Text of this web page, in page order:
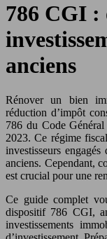
786 CGI :
anciens
Rénover un bien
réduction d’impôt
786 du Code
2023. Ce régime
investisseurs
anciens. Cependant,
est crucial pour une
Ce guide complet
dispositif 786 CGI,
investissements